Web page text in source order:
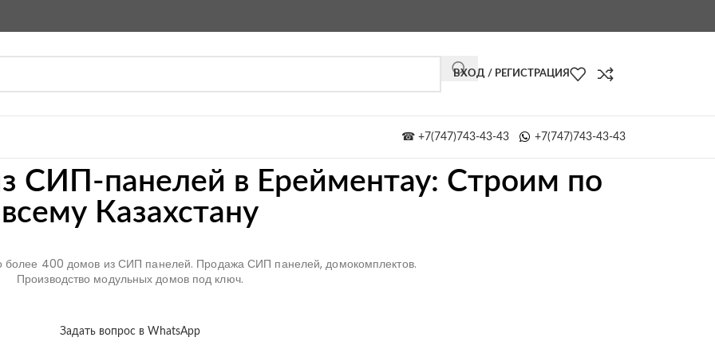
ВХОД / РЕГИСТРАЦИЯ
☎ +7(747)743-43-43 +7(747)743-43-43
СИП-панелей в Ерейментау: Cтроим по
всему Казахстану
более 400 домов из СИП панелей. Продажа СИП панелей, домокомплектов.
Производство модульных домов под ключ.
Задать вопрос в WhatsApp